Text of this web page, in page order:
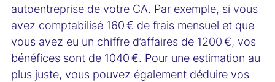
autoentreprise de votre CA. Par exemple, si vous
avez comptabilisé 160 € de frais mensuel et que
vous avez eu un chiffre d’affaires de 1200 €, vos
bénéfices sont de 1040 €. Pour une estimation au
plus juste, vous pouvez également déduire vos